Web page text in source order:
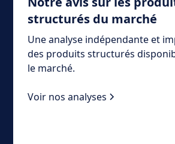
structurés du marché
Une analyse indépendante et
des produits structurés
le marché.
Voir nos analyses